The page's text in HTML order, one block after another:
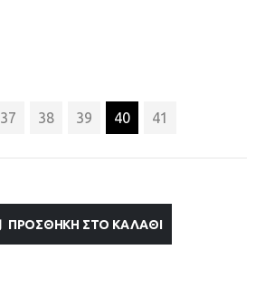
37 38 39 40 41
ΠΡΟΣΘΗΚΗ ΣΤΟ ΚΑΛΑΘΙ